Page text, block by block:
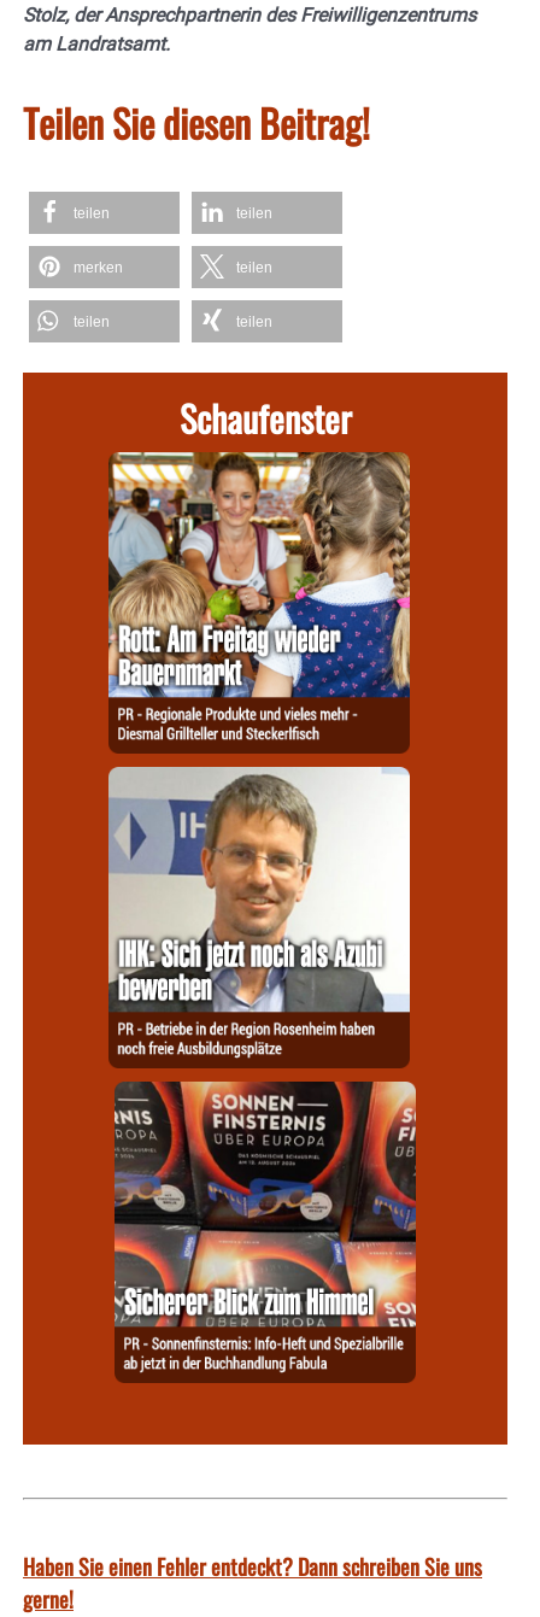
Stolz, der Ansprechpartnerin des Freiwilligenzentrums
am Landratsamt.
Teilen Sie diesen Beitrag!
teilen teilen
merken teilen
teilen teilen
Schaufenster
Haben Sie einen Fehler entdeckt? Dann schreiben Sie uns
gerne!